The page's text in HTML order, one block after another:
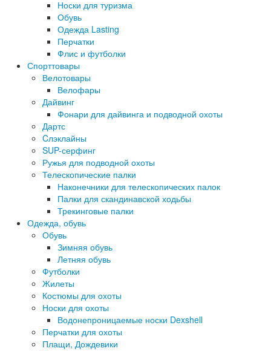
Носки для туризма
Обувь
Одежда Lasting
Перчатки
Флис и футболки
Спорттовары
Велотовары
Велофары
Дайвинг
Фонари для дайвинга и подводной охоты
Дартс
Cлэклайны
SUP-серфинг
Ружья для подводной охоты
Телескопические палки
Наконечники для телескопических палок
Палки для скандинавской ходьбы
Трекинговые палки
Одежда, обувь
Обувь
Зимняя обувь
Летняя обувь
Футболки
Жилеты
Костюмы для охоты
Носки для охоты
Водонепроницаемые носки Dexshell
Перчатки для охоты
Плащи, Дождевики